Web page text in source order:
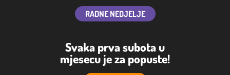
RADNE NEDJELJE
Svaka prva subota u
mjesecu je za popuste!